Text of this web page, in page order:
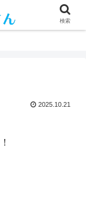
2025.10.21
検索